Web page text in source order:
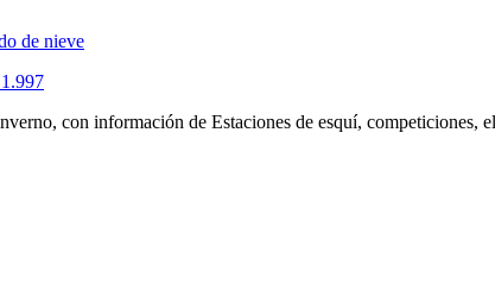
con información de Estaciones de esquí, competiciones,